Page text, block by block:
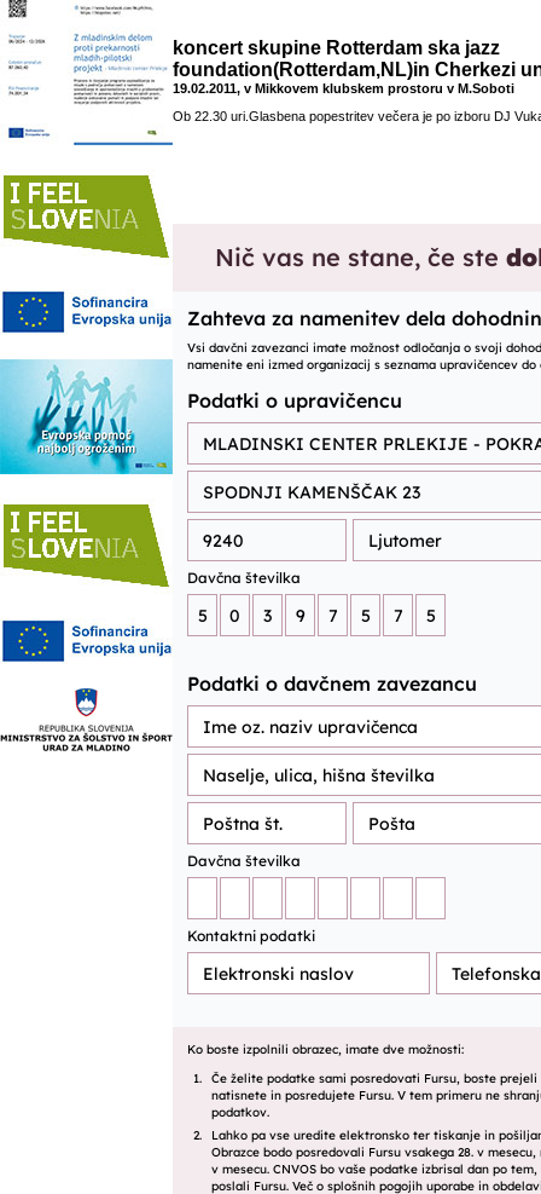
koncert skupine Rotterdam ska jazz
foundation(Rotterdam,NL)in Cherkezi
19.02.2011, v Mikkovem klubskem prostoru v M.Soboti
Ob 22.30 uri.Glasbena popestritev večera je po izboru DJ